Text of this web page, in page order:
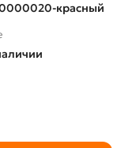
красный